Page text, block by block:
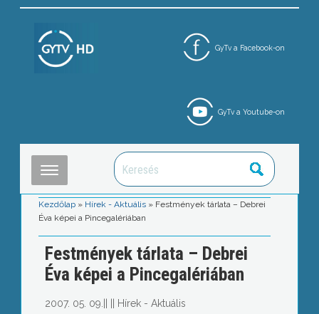
GyTv a Facebook-on
GyTv a Youtube-on
Kezdőlap » Hírek - Aktuális » Festmények tárlata – Debrei
Éva képei a Pincegalériában
Festmények tárlata – Debrei
Éva képei a Pincegalériában
2007. 05. 09. Hírek - Aktuális